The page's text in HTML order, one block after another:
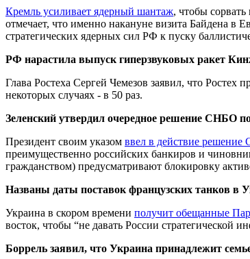
Кремль усиливает ядерный шантаж, чтобы
отмечает, что именно накануне визита Байдена в
стратегических ядерных сил РФ к пуску
РФ нарастила выпуск гиперзвуковых ракет
Глава Ростеха Сергей Чемезов заявил, что
некоторых случаях - в 50 раз.
Зеленский утвердил очередное решение СНБО
Президент своим указом ввел в действие решение
преимущественно российских банкиров и
гражданством) предусматривают блокировку
Названы даты поставок французских танков в
Украина в скором времени получит обещанные
восток, чтобы “не давать России стратегической
Боррель заявил, что Украина принадлежит